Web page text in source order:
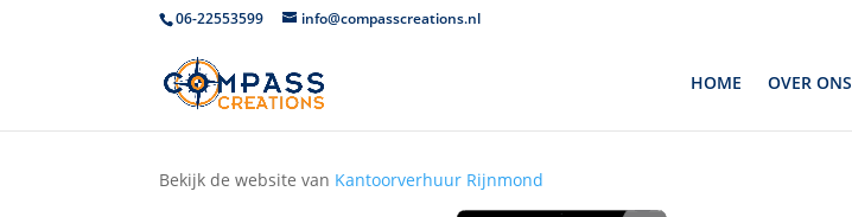
06-22553599 info@compasscreations.nl
HOME OVER ONS
Kantoorverhuur Rijnmond
Bekijk de website van Kantoorverhuur Rijnmond